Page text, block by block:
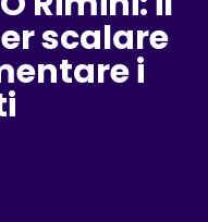
scalare
i